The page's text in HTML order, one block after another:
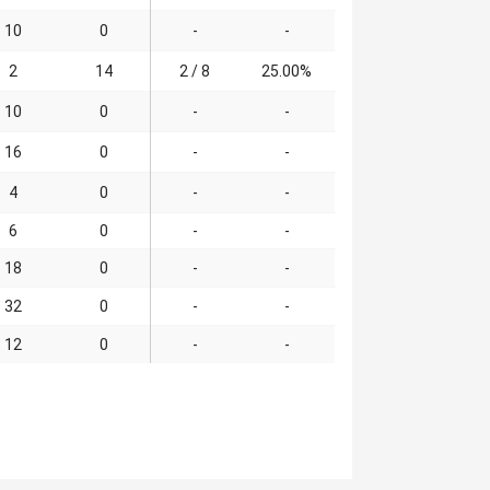
10 0 - -
2 14 2 / 8 25.00%
10 0 - -
16 0 - -
4 0 - -
6 0 - -
18 0 - -
32 0 - -
12 0 - -